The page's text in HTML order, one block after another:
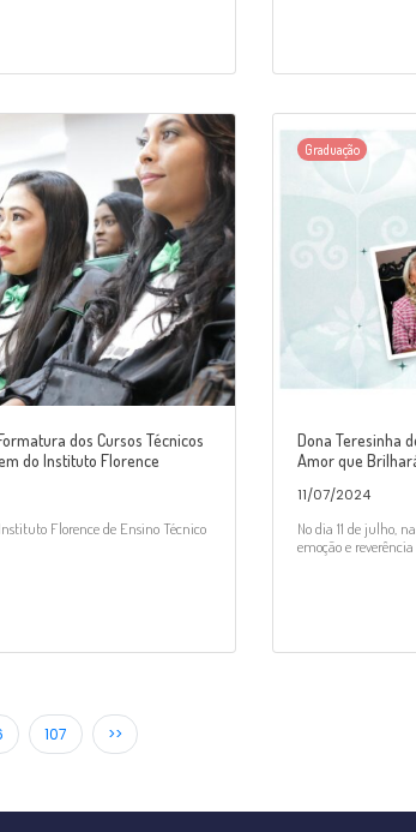
dos Cursos Técnicos
do Instituto Florence
Florence de Ensino Técnico
Graduação
Dona Teresinha
Amor que
11/07/2024
No dia 11 de julho,
emoção e
107 >>